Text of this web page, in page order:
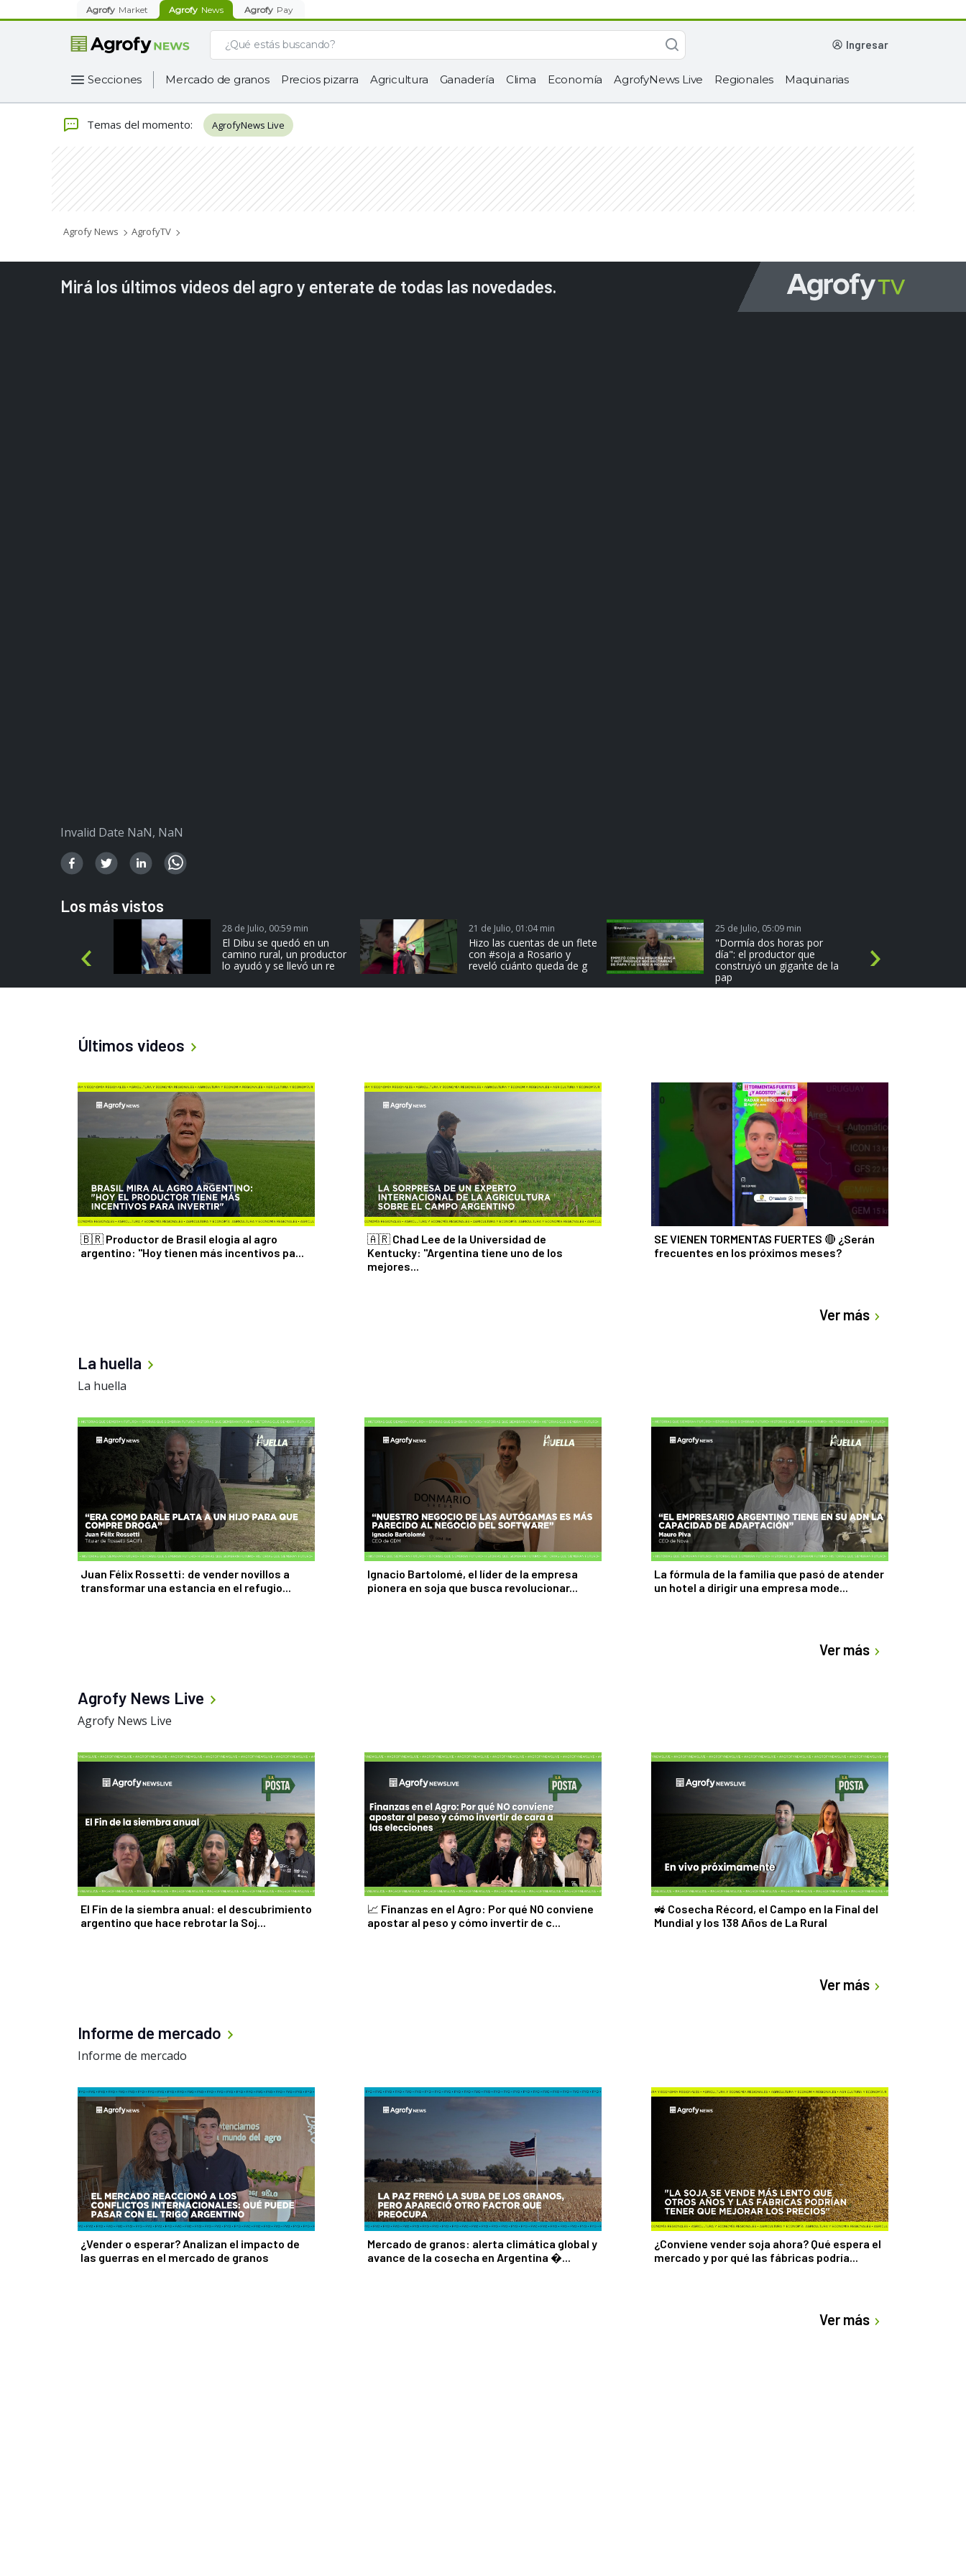
Agrofy Market Agrofy News Agrofy Pay
ingresar
Secciones Mercado de granos Precios pizarra Agricultura Ganadería Clima Economía AgrofyNews Live Regionales Maquinarias
Temas del momento: AgrofyNews Live
Agrofy News AgrofyTV
Mirá los últimos videos del agro y enterate de todas las novedades.
Invalid Date NaN, NaN
Los más vistos
P
e
o
u
28 de Julio, 00:59 min
El Dibu se quedó en un
camino rural, un productor
lo ayudó y se llevó un re
21 de Julio, 01:04 min
Hizo las cuentas de un flete
con #soja a Rosario y
reveló cuánto queda de g
25 de Julio, 05:09 min
"Dormía dos horas por
día": el productor que
construyó un gigante de la
pap
N
x
Últimos videos
🇧🇷 Productor de Brasil elogia al agro
argentino: "Hoy tienen más incentivos pa...
🇦🇷 Chad Lee de la Universidad de
Kentucky: "Argentina tiene uno de los
mejores...
SE VIENEN TORMENTAS FUERTES 🔴 ¿Serán
frecuentes en los próximos meses?
Ver más
La huella
La huella
Juan Félix Rossetti: de vender novillos a
transformar una estancia en el refugio...
Ignacio Bartolomé, el líder de la empresa
pionera en soja que busca revolucionar...
La fórmula de la familia que pasó de atender
un hotel a dirigir una empresa mode...
Ver más
Agrofy News Live
Agrofy News Live
El Fin de la siembra anual: el descubrimiento
argentino que hace rebrotar la Soj...
📈 Finanzas en el Agro: Por qué NO conviene
apostar al peso y cómo invertir de c...
🚜 Cosecha Récord, el Campo en la Final del
Mundial y los 138 Años de La Rural
Ver más
Informe de mercado
Informe de mercado
¿Vender o esperar? Analizan el impacto de
las guerras en el mercado de granos
Mercado de granos: alerta climática global y
avance de la cosecha en Argentina ...
¿Conviene vender soja ahora? Qué espera el
mercado y por qué las fábricas podría...
Ver más